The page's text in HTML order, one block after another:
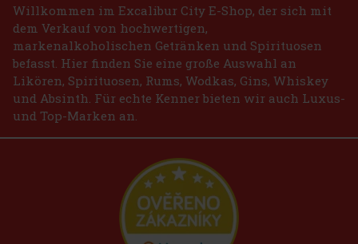
Willkommen im Excalibur City E-Shop, der sich mit
dem Verkauf von hochwertigen,
markenalkoholischen Getränken und Spirituosen
befasst. Hier finden Sie eine große Auswahl an
Likören, Spirituosen, Rums, Wodkas, Gins, Whiskey
und Absinth. Für echte Kenner bieten wir auch Luxus-
und Top-Marken an.